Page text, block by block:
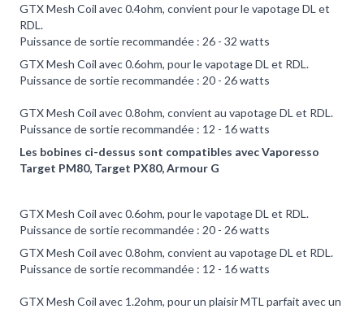
GTX Mesh Coil avec 0.4ohm, convient pour le vapotage DL et
RDL.
Puissance de sortie recommandée : 26 - 32 watts
GTX Mesh Coil avec 0.6ohm, pour le vapotage DL et RDL.
Puissance de sortie recommandée : 20 - 26 watts
GTX Mesh Coil avec 0.8ohm, convient au vapotage DL et RDL.
Puissance de sortie recommandée : 12 - 16 watts
Les bobines ci-dessus sont compatibles avec Vaporesso
Target PM80, Target PX80, Armour G
GTX Mesh Coil avec 0.6ohm, pour le vapotage DL et RDL.
Puissance de sortie recommandée : 20 - 26 watts
GTX Mesh Coil avec 0.8ohm, convient au vapotage DL et RDL.
Puissance de sortie recommandée : 12 - 16 watts
GTX Mesh Coil avec 1.2ohm, pour un plaisir MTL parfait avec un